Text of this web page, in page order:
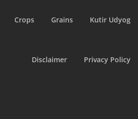
Crops Grains Kutir Udyog
Disclaimer Privacy Policy